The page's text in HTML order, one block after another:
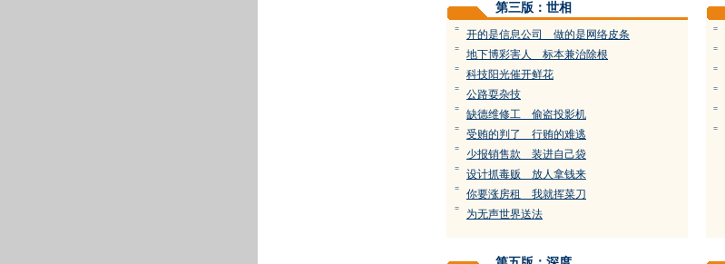
第三版：世相
= 开的是信息公司 做的是网络皮条
= 地下博彩害人 标本兼治除根
= 科技阳光催开鲜花
= 公路耍杂技
= 缺德维修工 偷盗投影机
= 受贿的判了 行贿的难逃
= 少报销售款 装进自己袋
= 设计抓毒贩 放人拿钱来
= 你要涨房租 我就挥菜刀
= 为无声世界送法
=
=
=
=
=
=